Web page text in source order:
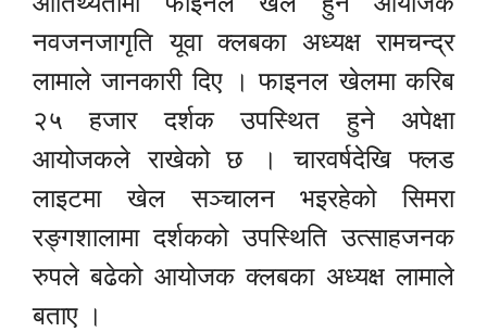
नवजनजागृति यूवा क्लबका अध्यक्ष रामचन्द्र
लामाले जानकारी दिए । फाइनल खेलमा करिब
२५ हजार दर्शक उपस्थित हुने अपेक्षा
आयोजकले राखेको छ । चारवर्षदेखि फ्लड
लाइटमा खेल सञ्चालन भइरहेको सिमरा
रङ्गशालामा दर्शकको उपस्थिति उत्साहजनक
रुपले बढेको आयोजक क्लबका अध्यक्ष लामाले
बताए ।